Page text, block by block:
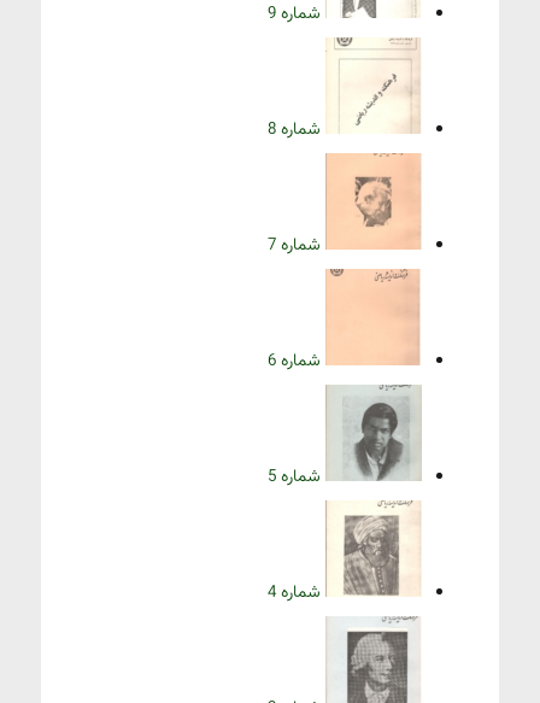
شماره 9
شماره 8
شماره 7
شماره 6
شماره 5
شماره 4